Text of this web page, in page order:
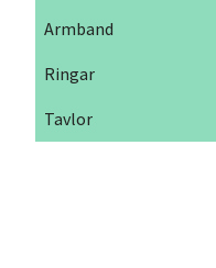
Armband
Ringar
Tavlor